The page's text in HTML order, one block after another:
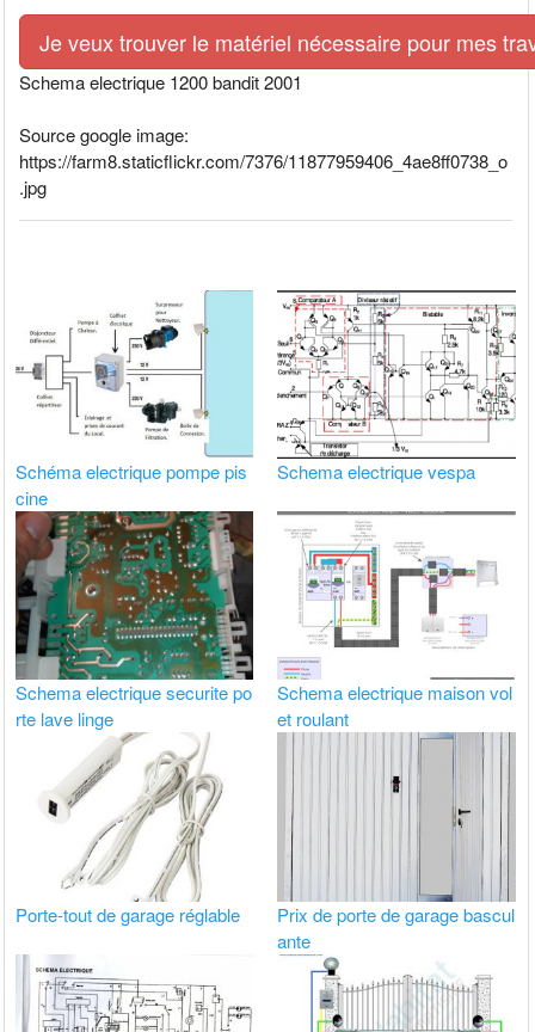
Je veux trouver le matériel nécessaire pour mes
Schema electrique 1200 bandit 2001
Source google image:
https://farm8.staticflickr.com/7376/11877959406_4ae8ff0738_o
.jpg
Schéma electrique pompe pis
cine
Schema electrique vespa
Schema electrique securite po
rte lave linge
Schema electrique maison vol
et roulant
Porte-tout de garage réglable
Prix de porte de garage bascul
ante